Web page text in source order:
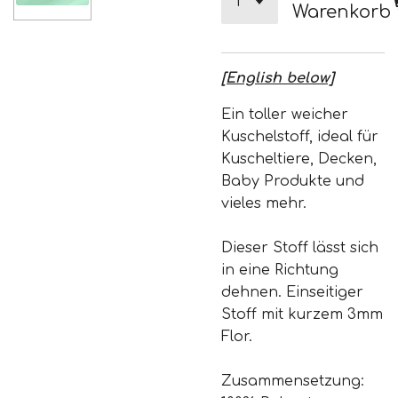
Warenkorb
[English below]
Ein toller weicher
Kuschelstoff, ideal für
Kuscheltiere, Decken,
Baby Produkte und
vieles mehr.
Dieser Stoff lässt sich
in eine Richtung
dehnen. Einseitiger
Stoff mit kurzem 3mm
Flor.
Zusammensetzung: